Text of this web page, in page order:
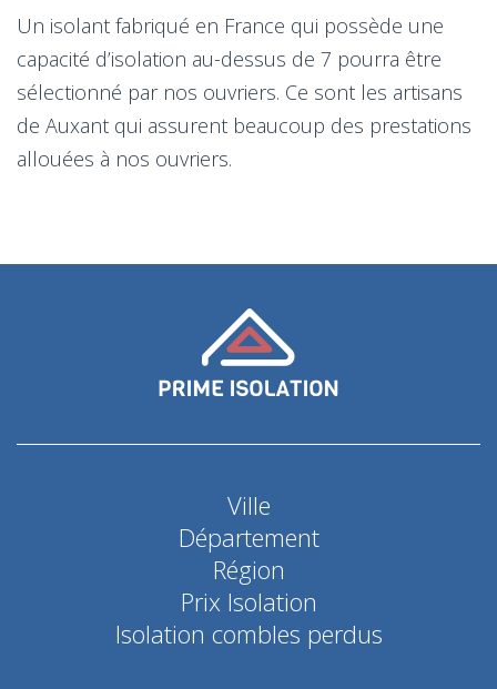
Un isolant fabriqué en France qui possède une
capacité d’isolation au-dessus de 7 pourra être
sélectionné par nos ouvriers. Ce sont les artisans
de Auxant qui assurent beaucoup des prestations
allouées à nos ouvriers.
Ville
Département
Région
Prix Isolation
Isolation combles perdus